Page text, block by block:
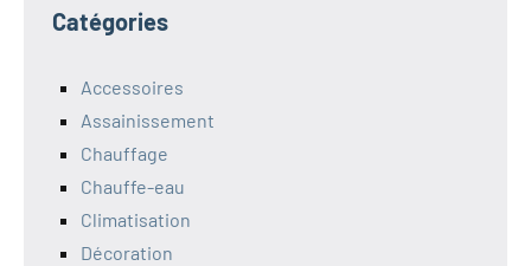
Catégories
Accessoires
Assainissement
Chauffage
Chauffe-eau
Climatisation
Décoration